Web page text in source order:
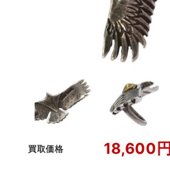
買取価格 18,600円